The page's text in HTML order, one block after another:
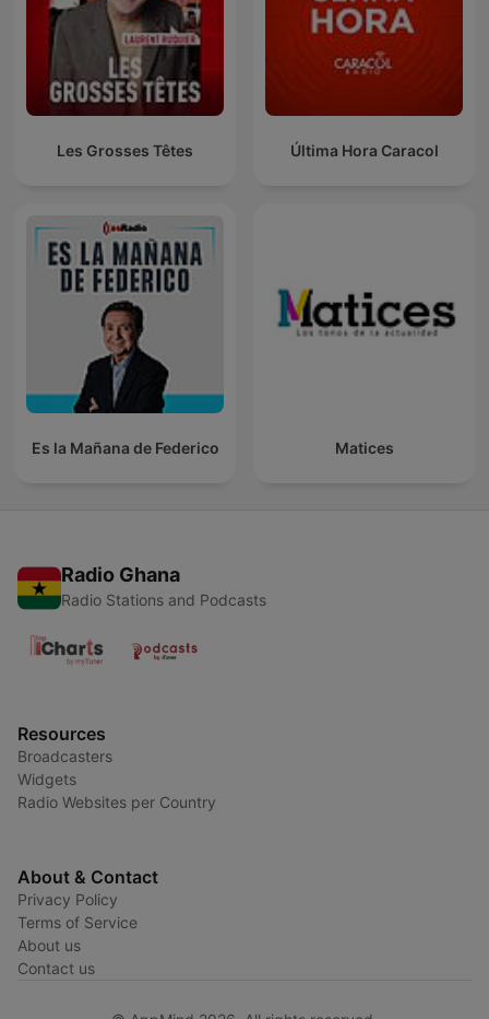
Les Grosses Têtes Última Hora Caracol
Es la Mañana de Federico Matices
Radio Ghana
Radio Stations and Podcasts
Resources
Broadcasters
Widgets
Radio Websites per Country
About & Contact
Privacy Policy
Terms of Service
About us
Contact us